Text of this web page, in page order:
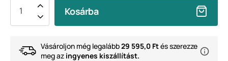
Kosárba
Vásároljon még legalább29 595,0 Ftés szerezze
meg az ingyenes kiszállítást.